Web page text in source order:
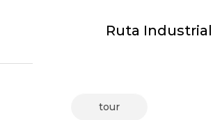
Ruta Industrial
tour